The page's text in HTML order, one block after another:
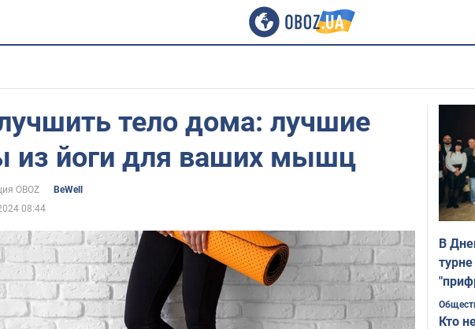
тело дома: лучшие
из йоги для ваших мышц
OBOZ
BeWell
08:44
В
Кто